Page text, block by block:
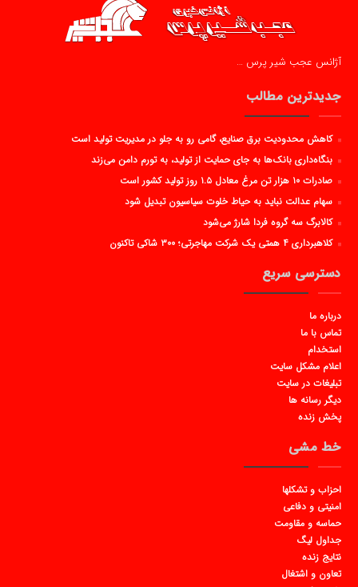
آژانس عجب شیر پرس …
جدیدترین مطالب
کاهش محدودیت برق صنایع، گامی رو به جلو در مدیریت تولید است
بنگاه‌داری بانک‌ها به جای حمایت از تولید، به تورم دامن می‌زند
صادرات ۱۰ هزار تن مرغ معادل ۱.۵ روز تولید کشور است
سهام عدالت نباید به حیاط خلوت سیاسیون تبدیل شود
کالابرگ سه گروه فردا شارژ می‌شود
کلاهبرداری ۴ همتی یک شرکت مهاجرتی؛ ۳۰۰ شاکی تاکنون
دسترسی سریع
درباره ما
تماس با ما
استخدام
اعلام مشکل سایت
تبلیغات در سایت
دیگر رسانه ها
پخش زنده
خط مشی
احزاب و تشکلها
امنیتی و دفاعی
حماسه و مقاومت
جداول لیگ
نتایج زنده
تعاون و اشتغال